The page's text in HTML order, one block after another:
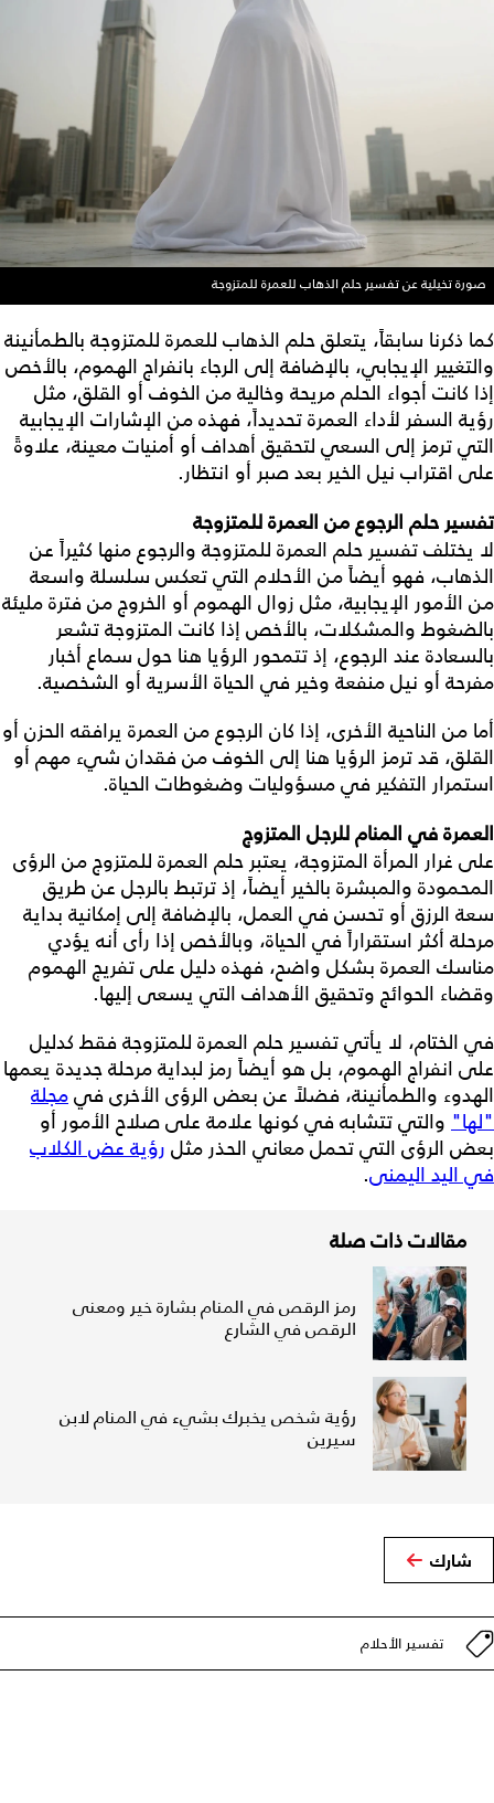
صورة تخيلية عن تفسير حلم الذهاب للعمرة للمتزوجة
كما ذكرنا سابقاً، يتعلق حلم الذهاب للعمرة للمتزوجة بالطمأنينة
والتغيير الإيجابي، بالإضافة إلى الرجاء بانفراج الهموم، بالأخص
إذا كانت أجواء الحلم مريحة وخالية من الخوف أو القلق، مثل
رؤية السفر لأداء العمرة تحديداً، فهذه من الإشارات الإيجابية
التي ترمز إلى السعي لتحقيق أهداف أو أمنيات معينة، علاوةً
على اقتراب نيل الخير بعد صبر أو انتظار.
تفسير حلم الرجوع من العمرة للمتزوجة
لا يختلف تفسير حلم العمرة للمتزوجة والرجوع منها كثيراً عن
الذهاب، فهو أيضاً من الأحلام التي تعكس سلسلة واسعة
من الأمور الإيجابية، مثل زوال الهموم أو الخروج من فترة مليئة
بالضغوط والمشكلات، بالأخص إذا كانت المتزوجة تشعر
بالسعادة عند الرجوع، إذ تتمحور الرؤيا هنا حول سماع أخبار
مفرحة أو نيل منفعة وخير في الحياة الأسرية أو الشخصية.
أما من الناحية الأخرى، إذا كان الرجوع من العمرة يرافقه الحزن أو
القلق، قد ترمز الرؤيا هنا إلى الخوف من فقدان شيء مهم أو
استمرار التفكير في مسؤوليات وضغوطات الحياة.
العمرة في المنام للرجل المتزوج
على غرار المرأة المتزوجة، يعتبر حلم العمرة للمتزوج من الرؤى
المحمودة والمبشرة بالخير أيضاً، إذ ترتبط بالرجل عن طريق
سعة الرزق أو تحسن في العمل، بالإضافة إلى إمكانية بداية
مرحلة أكثر استقراراً في الحياة، وبالأخص إذا رأى أنه يؤدي
مناسك العمرة بشكل واضح، فهذه دليل على تفريج الهموم
وقضاء الحوائج وتحقيق الأهداف التي يسعى إليها.
في الختام، لا يأتي تفسير حلم العمرة للمتزوجة فقط كدليل
على انفراج الهموم، بل هو أيضاً رمز لبداية مرحلة جديدة يعمها
الهدوء والطمأنينة، فضلاً عن بعض الرؤى الأخرى فيمجلة
"لها" والتي تتشابه في كونها علامة على صلاح الأمور أو
بعض الرؤى التي تحمل معاني الحذر مثل رؤية عض الكلاب
في اليد اليمنى.
مقالات ذات صلة
رمز الرقص في المنام بشارة خير ومعنى
الرقص في الشارع
رؤية شخص يخبرك بشيء في المنام لابن
سيرين
شارك
تفسير الأحلام